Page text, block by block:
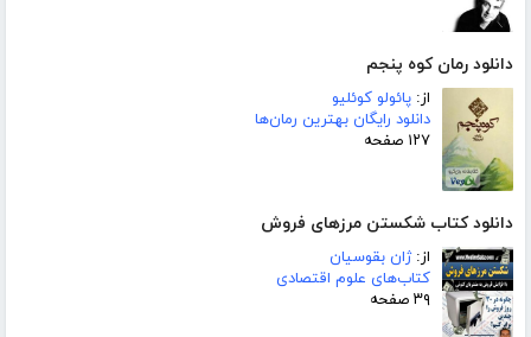
دانلود رمان کوه پنجم
از: پائولو کوئلیو
دانلود رایگان بهترین رمان‌ها
۱۲۷ صفحه
دانلود کتاب شکستن مرزهای فروش
از:ژان بقوسیان
کتاب‌های علوم اقتصادی
۳۹ صفحه